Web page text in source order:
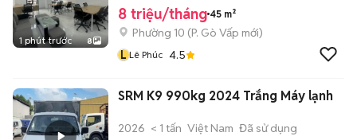
1 phút trước 8
8 triệu/tháng 45 m²
Phường 10 (P. Gò Vấp mới)
L Lê Phúc 4.5
SRM K9 990kg 2024 Trắng Máy lạnh
2026 < 1 tấn Việt Nam Đã sử dụng